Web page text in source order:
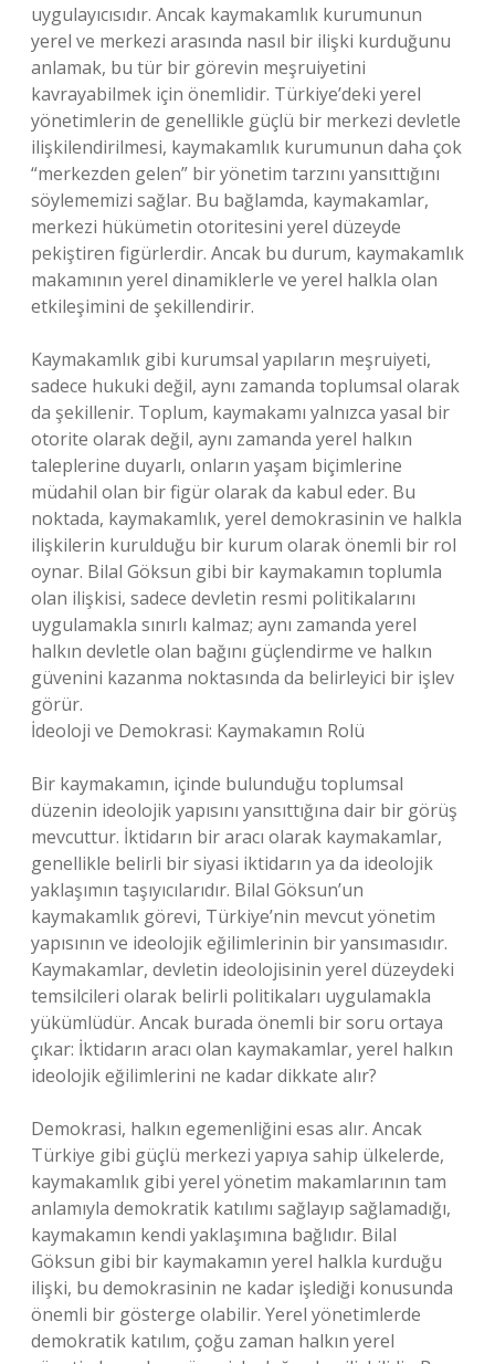
uygulayıcısıdır. Ancak kaymakamlık kurumunun
yerel ve merkezi arasında nasıl bir ilişki kurduğunu
anlamak, bu tür bir görevin meşruiyetini
kavrayabilmek için önemlidir. Türkiye’deki yerel
yönetimlerin de genellikle güçlü bir merkezi devletle
ilişkilendirilmesi, kaymakamlık kurumunun daha çok
“merkezden gelen” bir yönetim tarzını yansıttığını
söylememizi sağlar. Bu bağlamda, kaymakamlar,
merkezi hükümetin otoritesini yerel düzeyde
pekiştiren figürlerdir. Ancak bu durum, kaymakamlık
makamının yerel dinamiklerle ve yerel halkla olan
etkileşimini de şekillendirir.
Kaymakamlık gibi kurumsal yapıların meşruiyeti,
sadece hukuki değil, aynı zamanda toplumsal olarak
da şekillenir. Toplum, kaymakamı yalnızca yasal bir
otorite olarak değil, aynı zamanda yerel halkın
taleplerine duyarlı, onların yaşam biçimlerine
müdahil olan bir figür olarak da kabul eder. Bu
noktada, kaymakamlık, yerel demokrasinin ve halkla
ilişkilerin kurulduğu bir kurum olarak önemli bir rol
oynar. Bilal Göksun gibi bir kaymakamın toplumla
olan ilişkisi, sadece devletin resmi politikalarını
uygulamakla sınırlı kalmaz; aynı zamanda yerel
halkın devletle olan bağını güçlendirme ve halkın
güvenini kazanma noktasında da belirleyici bir işlev
görür.
İdeoloji ve Demokrasi: Kaymakamın Rolü
Bir kaymakamın, içinde bulunduğu toplumsal
düzenin ideolojik yapısını yansıttığına dair bir görüş
mevcuttur. İktidarın bir aracı olarak kaymakamlar,
genellikle belirli bir siyasi iktidarın ya da ideolojik
yaklaşımın taşıyıcılarıdır. Bilal Göksun’un
kaymakamlık görevi, Türkiye’nin mevcut yönetim
yapısının ve ideolojik eğilimlerinin bir yansımasıdır.
Kaymakamlar, devletin ideolojisinin yerel düzeydeki
temsilcileri olarak belirli politikaları uygulamakla
yükümlüdür. Ancak burada önemli bir soru ortaya
çıkar: İktidarın aracı olan kaymakamlar, yerel halkın
ideolojik eğilimlerini ne kadar dikkate alır?
Demokrasi, halkın egemenliğini esas alır. Ancak
Türkiye gibi güçlü merkezi yapıya sahip ülkelerde,
kaymakamlık gibi yerel yönetim makamlarının tam
anlamıyla demokratik katılımı sağlayıp sağlamadığı,
kaymakamın kendi yaklaşımına bağlıdır. Bilal
Göksun gibi bir kaymakamın yerel halkla kurduğu
ilişki, bu demokrasinin ne kadar işlediği konusunda
önemli bir gösterge olabilir. Yerel yönetimlerde
demokratik katılım, çoğu zaman halkın yerel